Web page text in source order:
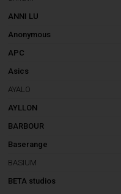
ANNI LU
Anonymous
APC
Asics
AYALO
AYLLON
BARBOUR
Baserange
BASIUM
BETA studios